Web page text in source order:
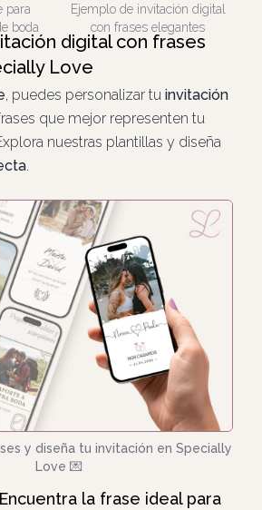
para
boda
Ejemplo de invitación digital
con frases elegantes
digital con frases
Love
, puedes personalizar tu invitación
que mejor representen tu
nuestras plantillas y diseña
.
y diseña tu invitación en Specially
Love 💌
la frase ideal para